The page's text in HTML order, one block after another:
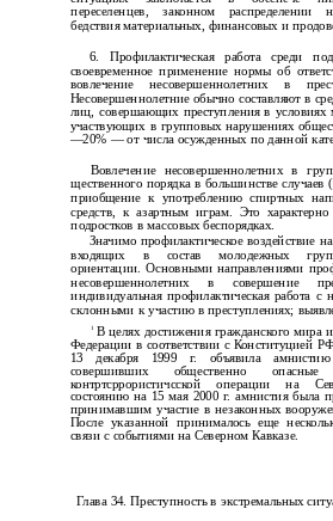
переселенцев, законном распределении
бедствия материальных, финансовых и
6. Профилактическая работа среди
своевременное применение нормы об
вовлечение несовершеннолетних в
Несовершеннолетние обычно составляют в
лиц, совершающих преступления в условиях
участвующих в групповых нарушениях
—20% — от числа осужденных по данной
Вовлечение несовершеннолетних в
щественного порядка в большинстве случаев
приобщение к употреблению спиртных
средств, к азартным играм. Это
подростков в массовых беспорядках.
Значимо профилактическое воздействие
входящих в состав молодежных
ориентации. Основными направлениями
несовершеннолетних в совершение
индивидуальная профилактическая работа с
склонными к участию в преступлениях;
1 В целях достижения гражданского мира
Федерации в соответствии с Конституцией
13 декабря 1999 г. объявила
совершивших общественно
контртсррористичсской операции на
состоянию на 15 мая 2000 г. амнистия была
принимавшим участие в незаконных
После указанной принималось еще
связи с событиями на Северном Кавказе.
Глава 34. Преступность в экстремальных